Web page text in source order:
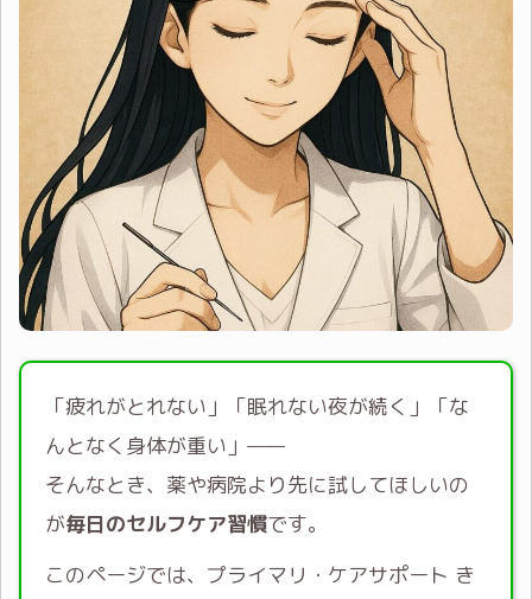
「疲れがとれない」「眠れない夜が続く」「な
んとなく身体が重い」——
そんなとき、薬や病院より先に試してほしいの
が毎日のセルフケア習慣です。
このページでは、プライマリ・ケアサポート き